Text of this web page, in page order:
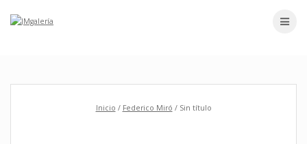
Inicio / Federico Miró / Sin título